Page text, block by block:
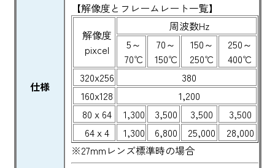
仕様
【解像度とフレームレート一覧】
解像度
pixcel
周波数Hz
5～
70℃
70～
150℃
150～
250℃
250～
400℃
320x256
380
160x128
1,200
80 x 64
1,300 3,500 3,500
3,500
64 x 4
1,300 6,800 25,000
28,000
※27mmレンズ標準時の場合